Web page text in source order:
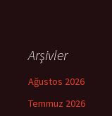
Arşivler
Ağustos 2026
Temmuz 2026